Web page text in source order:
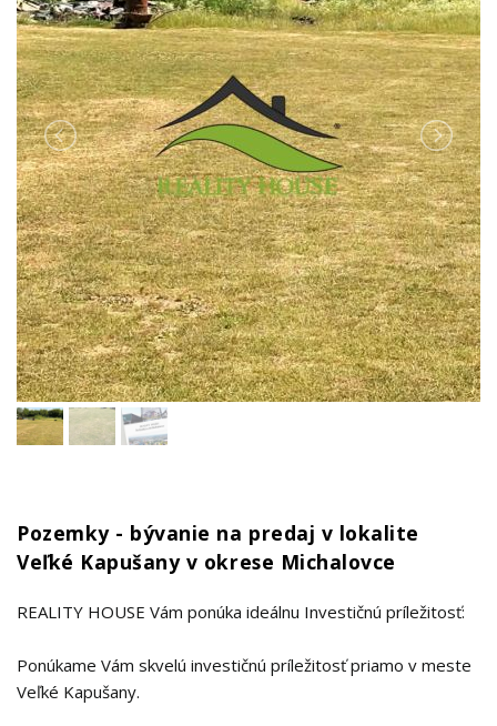
Pozemky - bývanie na predaj v lokalite
Veľké Kapušany v okrese Michalovce
REALITY HOUSE Vám ponúka ideálnu Investičnú príležitosť:
Ponúkame Vám skvelú investičnú príležitosť priamo v meste
Veľké Kapušany.